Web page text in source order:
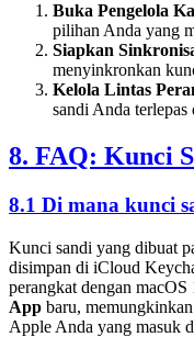
Buka Pengelola
pilihan Anda yang
Siapkan
menyinkronkan
Kelola Lintas
sandi Anda
8. FAQ: Kunci
8.1 Di mana kunci
Kunci sandi yang dibuat
disimpan di iCloud
perangkat dengan
App baru,
Apple Anda yang masuk